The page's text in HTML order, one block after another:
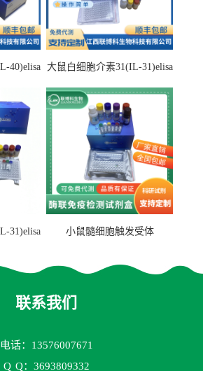
40)elisa
大鼠白细胞介素31(IL-31)elisa
31)elisa
小鼠髓细胞触发受体
联系我们
电话：13576007671
Q Q：3693809332